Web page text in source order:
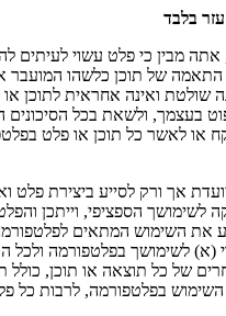
בלבד
אתה מבין כי פלט עשוי לעיתים
התאמה של תוכן כלשהו
שולטת ואינה אחראית לתוכן
בעצמך, ולשאת בכל הסיכונים
או לאשר כל תוכן או פלט
אך ורק לסייע ביצירת פלט
לשימושך הספציפי, וייתכן
השימוש המתאים
לשימושך בפלטפורמה ולכל
של כל תוצאה או תוכן,
בפלטפורמה, לרבות כל